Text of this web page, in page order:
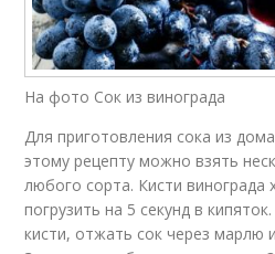
На фото Сок из винограда
Для приготовления сока из
этому рецепту можно взять
любого сорта. Кисти
погрузить на 5 секунд в
кисти, отжать сок через марлю